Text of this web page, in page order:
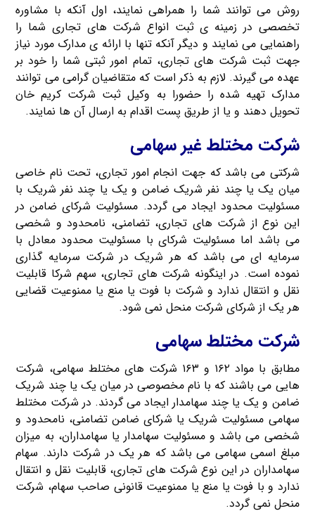
روش می توانند شما را همراهی نمایند، اول آنکه با مشاوره
تخصصی در زمینه ی ثبت انواع شرکت های تجاری شما را
راهنمایی می نمایند و دیگر آنکه تنها با ارائه ی مدارک مورد نیاز
جهت ثبت شرکت های تجاری، تمام امور ثبتی شما را خود بر
عهده می گیرند. لازم به ذکر است که متقاضیان گرامی می توانند
مدارک تهیه شده را حضورا به وکیل ثبت شرکت کریم خان
تحویل دهند و یا از طریق پست اقدام به ارسال آن ها نمایند.
شرکت مختلط غیر سهامی
شرکتی می باشد که جهت انجام امور تجاری، تحت نام خاصی
میان یک یا چند نفر شریک ضامن و یک یا چند نفر شریک با
مسئولیت محدود ایجاد می گردد. مسئولیت شرکای ضامن در
این نوع از شرکت های تجاری، تضامنی، نامحدود و شخصی
می باشد اما مسئولیت شرکای با مسئولیت محدود معادل با
سرمایه ای می باشد که هر شریک در شرکت سرمایه گذاری
نموده است. در اینگونه شرکت های تجاری، سهم شرکا قابلیت
نقل و انتقال ندارد و شرکت با فوت یا منع یا ممنوعیت قضایی
هر یک از شرکای شرکت منحل نمی شود.
شرکت مختلط سهامی
مطابق با مواد ۱۶۲ و ۱۶۳ شرکت های مختلط سهامی، شرکت
هایی می باشند که با نام مخصوصی در میان یک یا چند شریک
ضامن و یک یا چند سهامدار ایجاد می گردند. در شرکت مختلط
سهامی مسئولیت شریک یا شرکای ضامن تضامنی، نامحدود و
شخصی می باشد و مسئولیت سهامدار یا سهامداران، به میزان
مبلغ اسمی سهامی می باشد که هر یک در شرکت دارند. سهام
سهامداران در این نوع شرکت های تجاری، قابلیت نقل و انتقال
ندارد و با فوت یا منع یا ممنوعیت قانونی صاحب سهام، شرکت
منحل نمی گردد.